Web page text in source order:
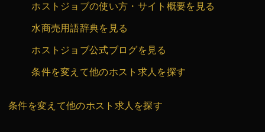
ホストジョブの使い方・サイト概要を見る
水商売用語辞典を見る
ホストジョブ公式ブログを見る
条件を変えて他のホスト求人を探す
条件を変えて他のホスト求人を探す